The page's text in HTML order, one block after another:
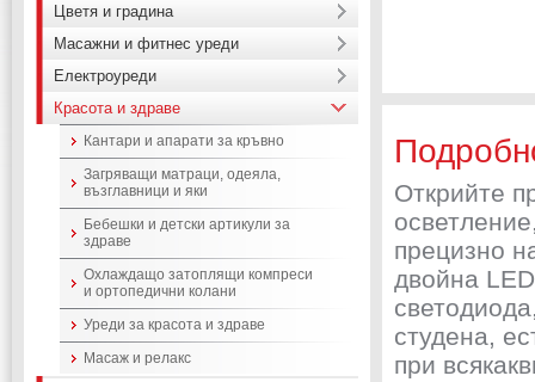
Открийте
прецизно
двойна
студена,
при
Цветя и градина
Масажни и фитнес уреди
Електроуреди
Красота и здраве
Кантари и апарати за кръвно
Загряващи матраци, одеяла,
възглавници и яки
Бебешки и детски артикули за
здраве
Охлаждащо затоплящи компреси
и ортопедични колани
Уреди за красота и здраве
Масаж и релакс